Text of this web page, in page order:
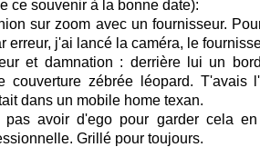
ce souvenir à la bonne date):
sur zoom avec un fournisseur.
erreur, j'ai lancé la caméra, le
et damnation : derrière lui un
couverture zébrée léopard. T'avais
dans un mobile home texan.
pas avoir d'ego pour garder cela
Grillé pour toujours.